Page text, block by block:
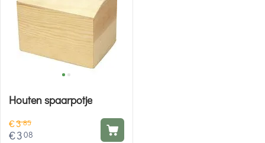
Houten spaarpotje
€385
€308